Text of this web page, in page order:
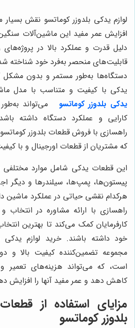
لوازم یدکی بلدوزر کوماتسو نقش
افزایش عمر مفید این ماشین‌آلات سنگین
دلیل قدرت و عملکرد بالا در
قابلیت‌های منحصر به‌فرد خود شناخته
دستگاه‌ها به‌طور مستمر و بدون مشکل
یدکی با کیفیت و متناسب با مدل
یدکی بلدوزر کوماتسو
می‌تواند
کارایی و عملکرد دستگاه داشته
راهسازی با فروش قطعات بلدوزر
که مشتریان از قطعات اورجینال و با
این قطعات یدکی شامل موارد مختلفی
پیستون‌ها، پمپ‌ها، سیلندرها و دیگر
هرکدام نقشی حیاتی در عملکرد ماشین
راهسازی با ارائه مشاوره در انتخاب
کارفرمایان کمک می‌کند تا بهترین
خود داشته باشند. خرید لوازم یدکی
مجموعه تضمین‌کننده کیفیت بالا و
است، که می‌تواند هزینه‌های تعمیر
کاهش دهد و عمر مفید آنها را افزایش
مزایای استفاده از
بلدوزر کوماتسو